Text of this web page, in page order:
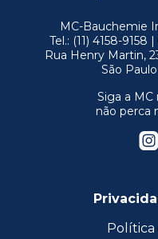
MC-Bauchemie
Tel.: (11) 4158-
Rua Henry Martin,
São
Siga a MC
não perca